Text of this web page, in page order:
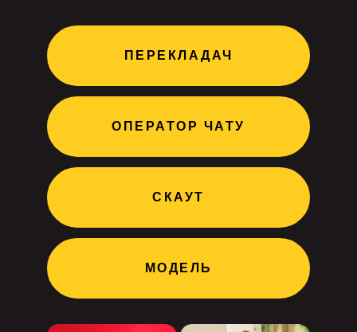
ПЕРЕКЛАДАЧ
ОПЕРАТОР ЧАТУ
СКАУТ
МОДЕЛЬ